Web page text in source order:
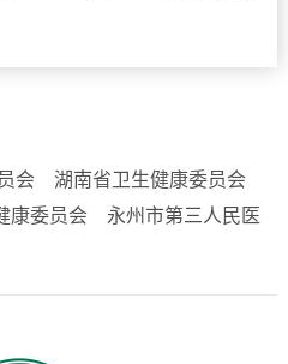
会
湖南省卫生健康委员会
康委员会
永州市第三人民医